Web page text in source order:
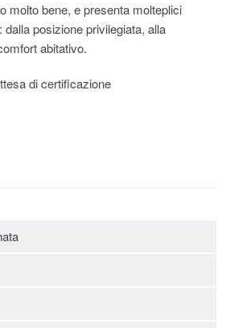
molto bene, e presenta molteplici
posizione privilegiata, alla
abitativo.
di certificazione